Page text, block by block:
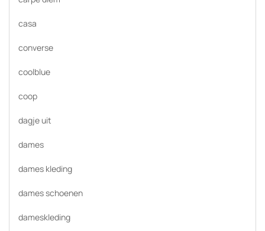
casa
converse
coolblue
coop
dagje uit
dames
dames kleding
dames schoenen
dameskleding